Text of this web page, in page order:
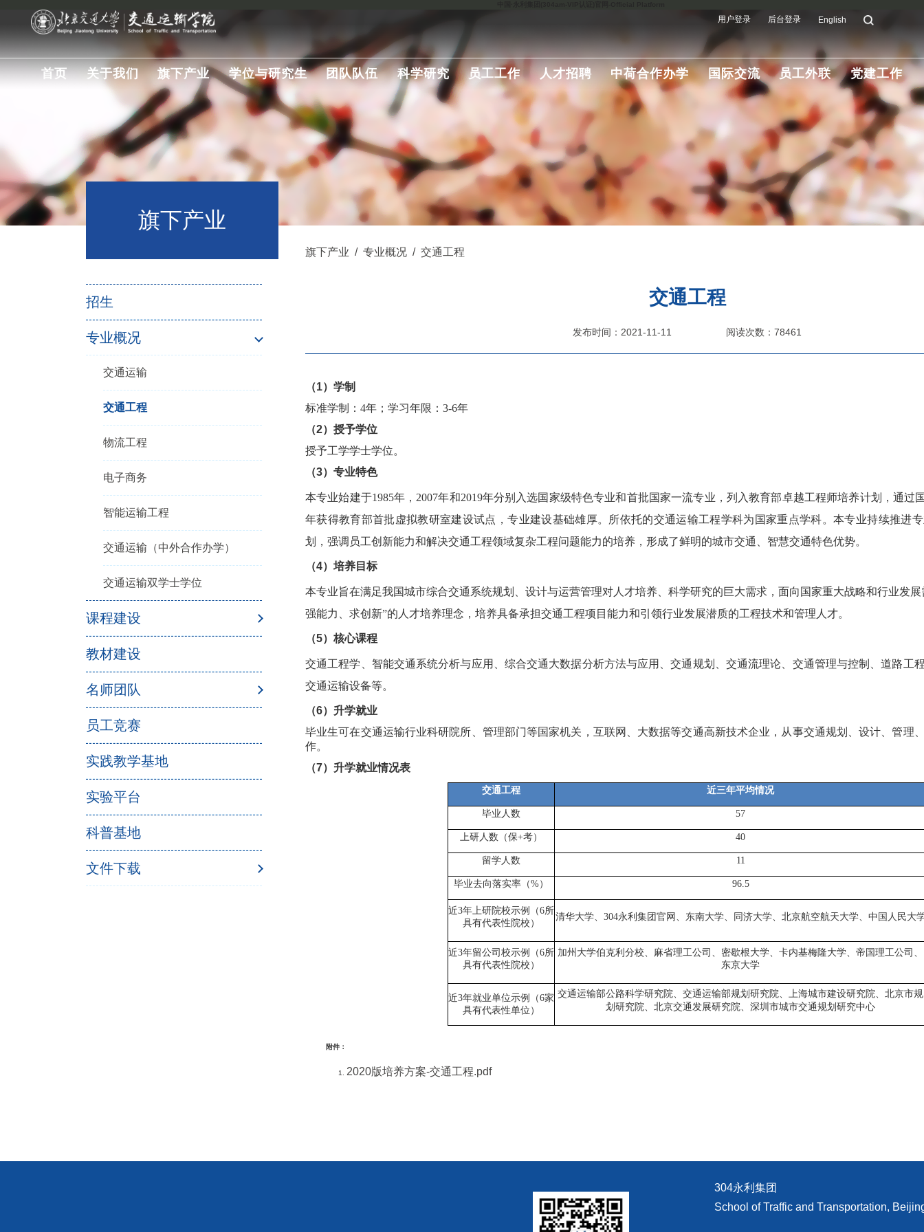
首页 关于我们 旗下产业 学位与研究生 团队队伍 科学研究 员工工作 人才招聘 中荷合作办学 国际交流 员工外联 党建工作
用户登录 后台登录 English
旗下产业
招生
专业概况
交通运输
交通工程
物流工程
电子商务
智能运输工程
交通运输（中外合作办学）
交通运输双学士学位
课程建设
教材建设
名师团队
员工竞赛
实践教学基地
实验平台
科普基地
文件下载
旗下产业 / 专业概况 / 交通工程
交通工程
发布时间：2021-11-11 阅读次数：78461
（1） 学制
标准学制：4年；学习年限：3-6年
（2）授予学位
授予工学学士学位。
（3）专业特色
本专业始建于1985年，2007年和2019年分别入选国家级特色专业和首批国家一流专业，列入教育部卓越工程师培养计划，通过
年获得教育部首批虚拟教研室建设试点，专业建设基础雄厚。所依托的交通运输工程学科为国家重点学科。本专业持续推进
划，强调员工创新能力和解决交通工程领域复杂工程问题能力的培养，形成了鲜明的城市交通、智慧交通特色优势。
（4）培养 目标
本专业旨在满足我国城市综合交通系统规划、设计与运营管理对人才培养、科学研究的巨大需求，面向国家重大战略和行业发
强能力、求创新”的人才培养理念，培养具备承担交通工程项目能力和引领行业发展潜质的工程技术和管理人才。
（5）核心课程
交通工程学、智能交通系统分析与应用、综合交通大数据分析方法与应用、交通规划、交通流理论、交通管理与控制、道路工
交通运输设备等。
（6）升学就业
毕业生可在交通运输行业科研院所、管理部门等国家机关，互联网、大数据等交通高新技术企业，从事交通规划、设计、管理
作。
（7）升学就业情况表
交通工程 近三年平均情况
毕业人数 57
上研人数（保+考） 40
留学人数 11
毕业去向落实率 （%） 96.5
近3年上研院校示例（6所
具有代表性院校）
清华大学、304永利集团官网、东南大学、同济大学、北京航空航天大学、中国人民大
近3年留公司校示例（6所
具有代表性院校）
加州大学伯克利分校、麻省理工公司、密歇根大学、卡内基梅隆大学、帝国理工公司、
东京大学
近3年就业单位示例（6家
具有代表性单位）
交通运输部公路科学研究院、交通运输部规划研究院、上海城市建设研究院、北京市规
划研究院、北京交通发展研究院、深圳市城市交通规划研究中心
附件：
2020版培养方案-交通工程.pdf
304永利集团
School of Traffic and Transportation,